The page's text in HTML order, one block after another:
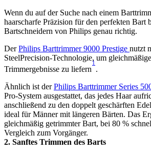
Wenn du auf der Suche nach einem
haarscharfe Präzision für den perfekten Bart
Bartschneidern von Philips genau richtig.
Der Philips Barttrimmer 9000 Prestige nutzt
SteelPrecision-Technologie, um
Trimmergebnisse zu liefern
1
.
Ähnlich ist der Philips Barttrimmer Series
Pro-System ausgestattet, das jedes Haar
anschließend zu den doppelt geschärften
ideal für Männer mit längeren Bärten. Das
gleichmäßig getrimmter Bart, bei 80 %
Vergleich zum Vorgänger.
2. Sanftes Trimmen des Barts